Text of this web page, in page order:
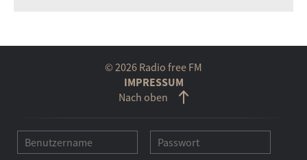
© 2026 Radio free FM
IMPRESSUM
Nach oben